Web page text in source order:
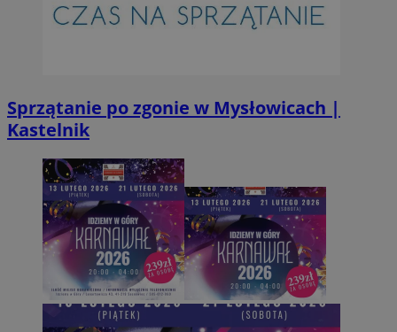
Sprzątanie po zgonie w Mysłowicach |
Kastelnik